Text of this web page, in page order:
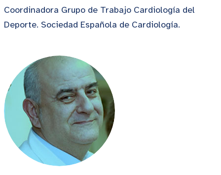
Coordinadora Grupo de Trabajo Cardiología del
Deporte. Sociedad Española de Cardiología.